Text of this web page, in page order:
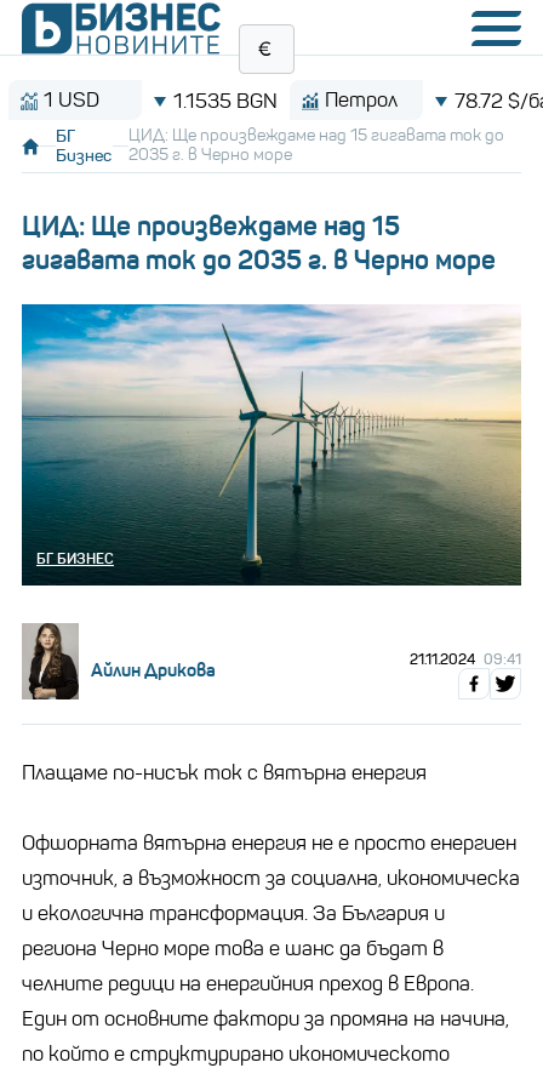
1.1535 BGN Петрол 78.72 $/барел
БГ
Бизнес
ЦИД: Ще произвеждаме над 15 гигавата ток до
2035 г. в Черно море
ЦИД: Ще произвеждаме над 15
гигавата ток до 2035 г. в Черно море
БГ БИЗНЕС
Айлин Дрикова 21.11.2024 09:41
Плащаме по-нисък ток с вятърна енергия
Офшорната вятърна енергия не е просто енергиен
източник, а възможност за социална, икономическа
и екологична трансформация. За България и
региона Черно море това е шанс да бъдат в
челните редици на енергийния преход в Европа.
Един от основните фактори за промяна на начина,
по който е структурирано икономическото